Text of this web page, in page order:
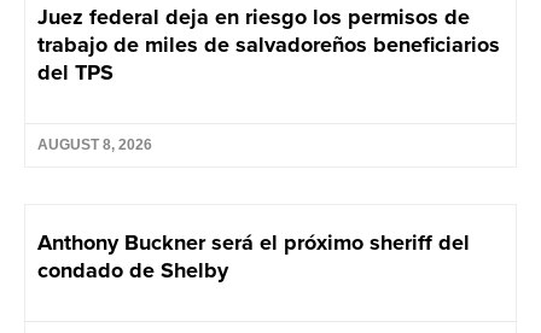
Juez federal deja en riesgo los permisos de
trabajo de miles de salvadoreños beneficiarios
del TPS
AUGUST 8, 2026
Anthony Buckner será el próximo sheriff del
condado de Shelby